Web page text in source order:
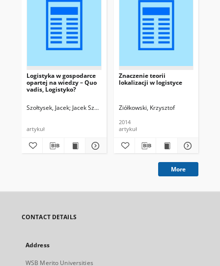
Logistyka w gospodarce
opartej na wiedzy – Quo
vadis, Logistyko?
Szołtysek, Jacek Jacek Szołtysek, red.
artykuł
Znaczenie teorii
lokalizacji w logistyce
Ziółkowski, Krzysztof
2014
artykuł
More
CONTACT DETAILS
Address
WSB Merito Universities